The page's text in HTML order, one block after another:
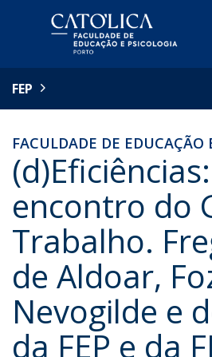
FEP
FACULDADE DE EDUCAÇÃO
encontro do
Trabalho.
de Aldoar,
Nevogilde e
da FEP e da